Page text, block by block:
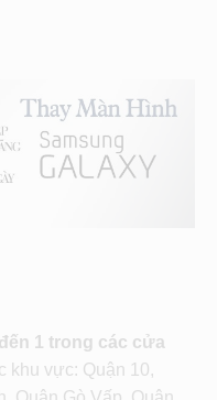
1 trong các cửa
khu vực: Quận 10,